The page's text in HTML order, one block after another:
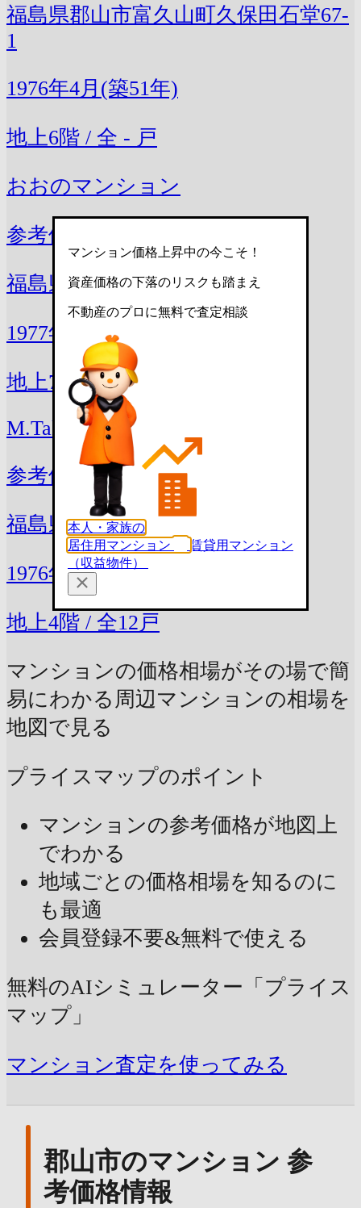
福島県郡山市富久山町久保田石堂67-
1
1976年4月(築51年)
地上6階 / 全 - 戸
おおのマンション
参考価格
福島県郡山市大町2丁目12-1
1977年9月(築49年)
地上7階 / 全21戸
M.Takanoha
参考価格207万円 〜 269万円
福島県郡山市大町2丁目20-5
1976年9月(築50年)
地上4階 / 全12戸
マンションの価格相場がその場で簡
易にわかる 周辺マンションの相場を
地図で見る
プライスマップのポイント
マンションの参考価格が地図上
でわかる
地域ごとの価格相場を知るのに
も最適
会員登録不要&無料で使える
無料のAIシミュレーター「プライス
マップ」
マンション査定を使ってみる
郡山市のマンション 参
考価格情報
マンション価格上昇中の今こそ！
資産価格の下落のリスクも踏まえ
不動産のプロに無料で査定相談
本人・家族の
居住用マンション
賃貸用マンション
（収益物件）